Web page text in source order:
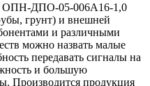
ОПН-ДПО-05-006А16-1,0
грунт) и внешней
и различными
можно назвать малые
передавать сигналы на
и большую
Производится продукция